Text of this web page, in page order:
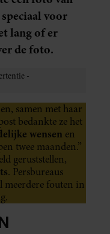
voor
lang of er
de foto.
samen met haar
bedankte ze het
wensen en
twee maanden.”
geruststellen,
. Persbureaus
meerdere fouten in